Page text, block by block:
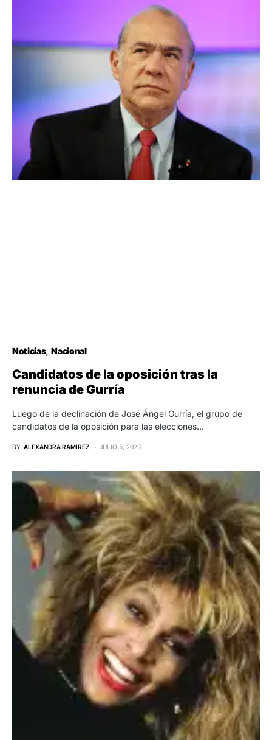
Noticias Nacional
Candidatos de la oposición tras la
renuncia de Gurría
Luego de la declinación de José Ángel Gurría, el grupo de
candidatos de la oposición para las elecciones…
BY ALEXANDRA RAMIREZ JULIO 5, 2023